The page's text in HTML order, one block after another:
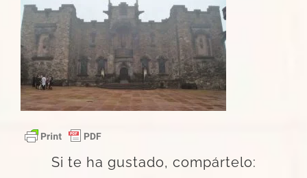
Si te ha gustado, compártelo: